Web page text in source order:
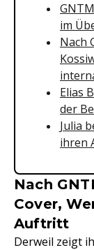
im
Nach
Elias
der
Julia
ihren
Nach
Cover,
Auftritt
Derweil zeigt